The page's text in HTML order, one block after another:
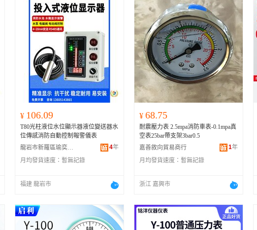
¥ 106.09
T80光柱液位水位顯示器液位變送器水
位傳感消防自動控制報警儀表
龍岩市新羅區瑜奕電子商務商行
4年
月均發貨速度： 暫無記錄
福建 龍岩市
¥ 68.75
耐震壓力表 2.5mpa消防車表-0.1mpa真
空表25bar帶支架3bar0.5
嘉善敘向貿易商行
1年
月均發貨速度： 暫無記錄
浙江 嘉興市